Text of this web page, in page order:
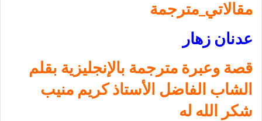
مقالاتي_مترجمة
عدنان زهار
قصة وعبرة مترجمة بالإنجليزية بقلم
الشاب الفاضل الأستاذ كريم منيب
شكر الله له